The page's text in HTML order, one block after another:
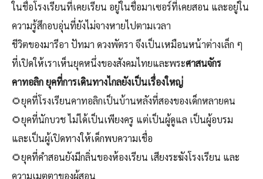
ในชื่อโรงเรียนที่เคยเรียน อยู่ในชื่อมาเซอร์ที่เคยสอน และอยู่ใน
ความรู้สึกอบอุ่นที่ยังไม่จางหายไปตามเวลา
ชีวิตของมารีอา ปัทมา ดวงพัตรา จึงเป็นเหมือนหน้าต่างเล็ก ๆ
ที่เปิดให้เราเห็นยุคหนึ่งของสังคมไทยและพระศาสนจักร
คาทอลิก ยุคที่การเดินทางไกลยังเป็นเรื่องใหญ่
🌻ยุคที่โรงเรียนคาทอลิกเป็นบ้านหลังที่สองของเด็กหลายคน
🌻ยุคที่นักบวช ไม่ได้เป็นเพียงครู แต่เป็นผู้ดูแล เป็นผู้อบรม
และเป็นผู้เปิดทางให้เด็กพบความเชื่อ
🌻ยุคที่คำสอนยังมีกลิ่นของห้องเรียน เสียงระฆังโรงเรียน และ
ความเมตตาของผู้สอน